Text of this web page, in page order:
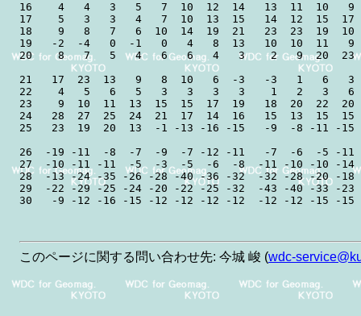
16    4   4   3   5   7  10  12  14   13  11  10
17    5   3   3   4   7  10  13  15   14  12  15
18    9   8   7   6  10  14  19  21   23  23  19
19   -2  -4   0  -1   0   4   8  13   10  10  11
20    8   7   5   4   6   6   4   3    2   9  20  23
21   17  23  13   9   8  10   6  -3   -3   1   6
22    4   5   6   5   3   3   3   3    1   2   3
23    9  10  11  13  15  15  17  19   18  20  22
24   28  27  25  24  21  17  14  16   15  13  15
25   23  19  20  13  -1 -13 -16 -15   -9  -8 -11 -
26  -19 -11  -8  -7  -9  -7 -12 -11   -7  -6  -5 -11
27  -10 -11 -11  -5  -3  -5  -6  -8  -11 -10 -10 -
28  -13 -24 -35 -26 -28 -40 -36 -32  -32 -28 -20 -
29  -22 -29 -25 -24 -20 -22 -25 -32  -43 -40 -33 -
30   -9 -12 -16 -15 -12 -12 -12 -12  -12 -12 -15 -
このページに関する問い合わせ先: 今城 峻 (wdc-